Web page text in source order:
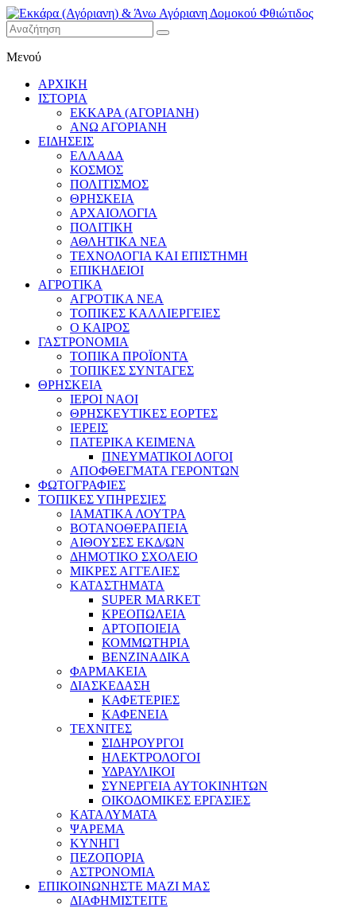
Εκκάρα
(Αγόριανη)
& Άνω
Αγόριανη
Δομοκού
Φθιώτιδος
Μενού
ΑΡΧΙΚΗ
ΙΣΤΟΡΙΑ
ΕΚΚΑΡΑ (ΑΓΟΡΙΑΝΗ)
ΑΝΩ ΑΓΟΡΙΑΝΗ
ΕΙΔΗΣΕΙΣ
ΕΛΛΑΔΑ
ΚΟΣΜΟΣ
ΠΟΛΙΤΙΣΜΟΣ
ΘΡΗΣΚΕΙΑ
ΑΡΧΑΙΟΛΟΓΙΑ
ΠΟΛΙΤΙΚΗ
ΑΘΛΗΤΙΚΑ ΝΕΑ
ΤΕΧΝΟΛΟΓΙΑ ΚΑΙ ΕΠΙΣΤΗΜΗ
ΕΠΙΚΗΔΕΙΟΙ
ΑΓΡΟΤΙΚΑ
ΑΓΡΟΤΙΚΑ ΝΕΑ
ΤΟΠΙΚΕΣ ΚΑΛΛΙΕΡΓΕΙΕΣ
Ο ΚΑΙΡΟΣ
ΓΑΣΤΡΟΝΟΜΙΑ
ΤΟΠΙΚΑ ΠΡΟΪΟΝΤΑ
ΤΟΠΙΚΕΣ ΣΥΝΤΑΓΕΣ
ΘΡΗΣΚΕΙΑ
IEPOI NAOI
ΘΡΗΣΚΕΥΤΙΚΕΣ ΕΟΡΤΕΣ
ΙΕΡΕΙΣ
ΠΑΤΕΡΙΚΑ ΚΕΙΜΕΝΑ
ΠΝΕΥΜΑΤΙΚΟΙ ΛΟΓΟΙ
ΑΠΟΦΘΕΓΜΑΤΑ ΓΕΡΟΝΤΩΝ
ΦΩΤΟΓΡΑΦΙΕΣ
ΤΟΠΙΚΕΣ ΥΠΗΡΕΣΙΕΣ
ΙΑΜΑΤΙΚΑ ΛΟΥΤΡΑ
ΒΟΤΑΝΟΘΕΡΑΠΕΙΑ
ΑΙΘΟΥΣΕΣ ΕΚΔ/ΩΝ
ΔΗΜΟΤΙΚΟ ΣΧΟΛΕΙΟ
ΜΙΚΡΕΣ ΑΓΓΕΛΙΕΣ
ΚΑΤΑΣΤΗΜΑΤΑ
SUPER MARKET
ΚΡΕΟΠΩΛΕΙΑ
ΑΡΤΟΠΟΙΕΙΑ
ΚΟΜΜΩΤΗΡΙΑ
ΒΕΝΖΙΝΑΔΙΚΑ
ΦΑΡΜΑΚΕΙΑ
ΔΙΑΣΚΕΔΑΣΗ
ΚΑΦΕΤΕΡΙΕΣ
ΚΑΦΕΝΕΙΑ
ΤΕΧΝΙΤΕΣ
ΣΙΔΗΡΟΥΡΓΟΙ
ΗΛΕΚΤΡΟΛΟΓΟΙ
ΥΔΡΑΥΛΙΚΟΙ
ΣΥΝΕΡΓΕΙΑ ΑΥΤΟΚΙΝΗΤΩΝ
ΟΙΚΟΔΟΜΙΚΕΣ ΕΡΓΑΣΙΕΣ
ΚΑΤΑΛΥΜΑΤΑ
ΨΑΡΕΜΑ
ΚΥΝΗΓΙ
ΠΕΖΟΠΟΡΙΑ
ΑΣΤΡΟΝΟΜΙΑ
ΕΠΙΚΟΙΝΩΝΗΣΤΕ ΜΑΖΙ ΜΑΣ
ΔΙΑΦΗΜΙΣΤΕΙΤΕ